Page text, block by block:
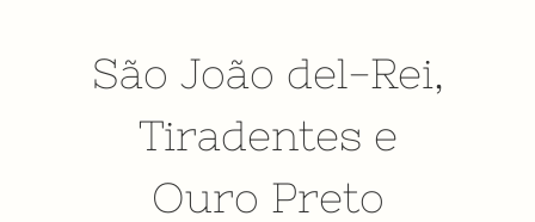
São João del-Rei,
Tiradentes e
Ouro Preto